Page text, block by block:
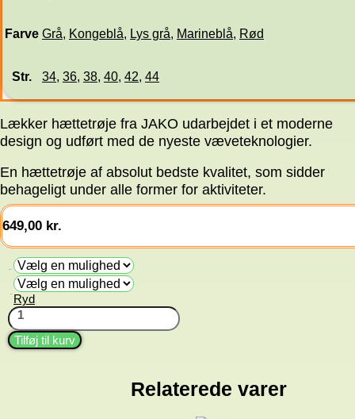
Farve Grå, Kongeblå, Lys grå, Marineblå, Rød
Str. 34, 36, 38, 40, 42, 44
Lækker hættetrøje fra JAKO udarbejdet i et moderne
design og udført med de nyeste væveteknologier.
En hættetrøje af absolut bedste kvalitet, som sidder
behageligt under alle former for aktiviteter.
649,00 kr.
Ryd
Hættetrøje
Premium
m
lynlås
Tilføj til kurv
Relaterede varer